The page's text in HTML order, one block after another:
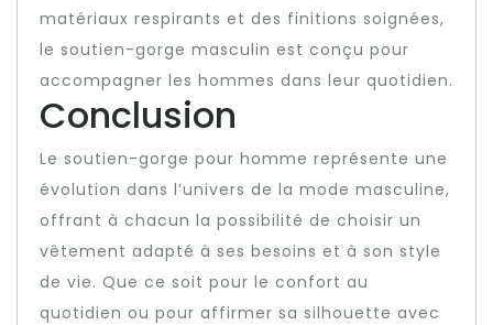
matériaux respirants et des finitions soignées,
le soutien-gorge masculin est conçu pour
accompagner les hommes dans leur quotidien.
Conclusion
Le soutien-gorge pour homme représente une
évolution dans l’univers de la mode masculine,
offrant à chacun la possibilité de choisir un
vêtement adapté à ses besoins et à son style
de vie. Que ce soit pour le confort au
quotidien ou pour affirmer sa silhouette avec